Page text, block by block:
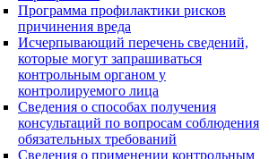
Программа профилактики рисков
причинения вреда
Исчерпывающий перечень сведений,
которые могут запрашиваться
контрольным органом у
контролируемого лица
Сведения о способах получения
консультаций по вопросам соблюдения
обязательных требований
Сведения о применении контрольным